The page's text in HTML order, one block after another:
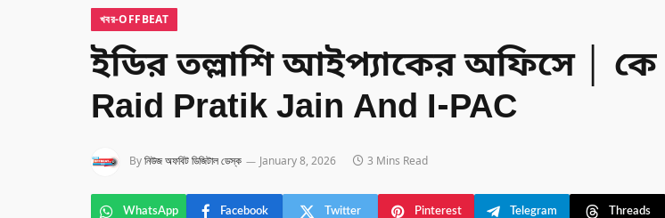
খবর-OFFBEAT
ইডির তল্লাশি আইপ্যাকের অফিসে │
Raid Pratik Jain And I-PAC
Byনিউজ অফবিট ডিজিটাল ডেস্ক January 8, 2026 3 Mins Read
WhatsApp Facebook Twitter Pinterest Telegram Threads